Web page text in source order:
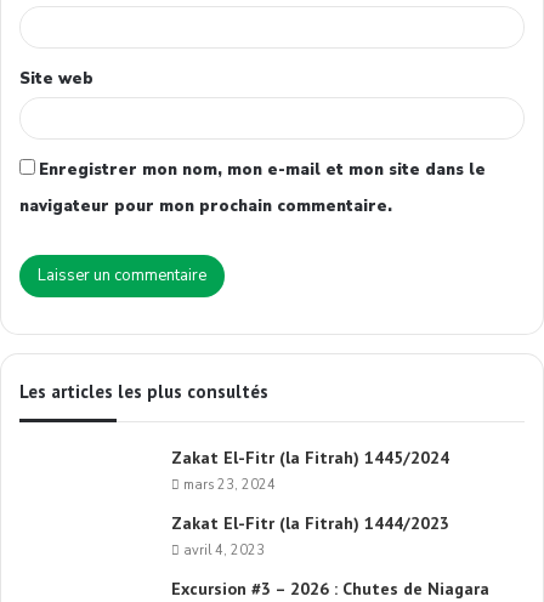
Site web
Enregistrer mon nom, mon e-mail et mon site dans le
navigateur pour mon prochain commentaire.
Les articles les plus consultés
Zakat El-Fitr (la Fitrah) 1445/2024
mars 23, 2024
Zakat El-Fitr (la Fitrah) 1444/2023
avril 4, 2023
Excursion #3 – 2026 : Chutes de Niagara